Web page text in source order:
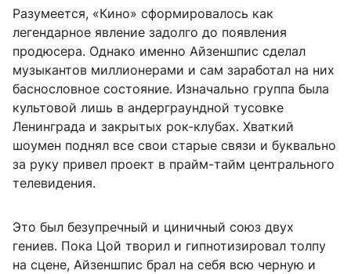
Разумеется, «Кино» сформировалось как
легендарное явление задолго до появления
продюсера. Однако именно Айзеншпис сделал
музыкантов миллионерами и сам заработал на них
баснословное состояние. Изначально группа была
культовой лишь в андерграундной тусовке
Ленинграда и закрытых рок-клубах. Хваткий
шоумен поднял все свои старые связи и буквально
за руку привел проект в прайм-тайм центрального
телевидения.
Это был безупречный и циничный союз двух
гениев. Пока Цой творил и гипнотизировал толпу
на сцене, Айзеншпис брал на себя всю черную и